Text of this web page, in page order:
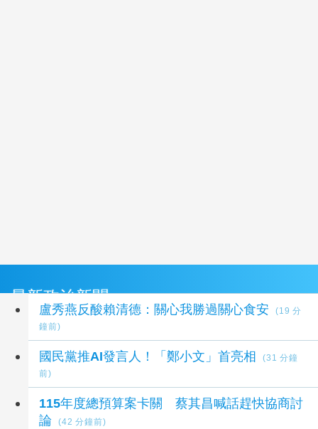
最新政治新聞
盧秀燕反酸賴清德：關心我勝過關心食安
(19 分
鐘前)
國民黨推AI發言人！「鄭小文」首亮相
(31 分鐘
前)
115年度總預算案卡關 蔡其昌喊話趕快協商討
論
(42 分鐘前)